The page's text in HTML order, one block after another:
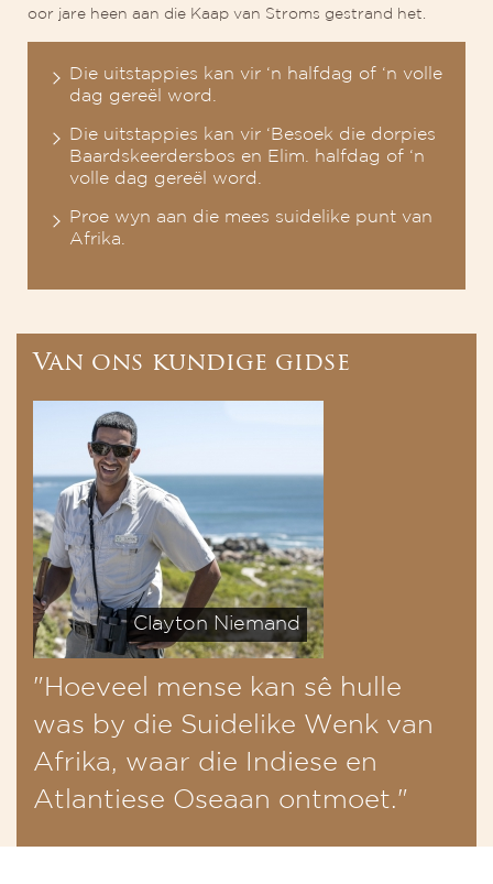
oor jare heen aan die Kaap van Stroms gestrand het.
Die uitstappies kan vir ‘n halfdag of ‘n volle
dag gereël word.
Die uitstappies kan vir ‘Besoek die dorpies
Baardskeerdersbos en Elim. halfdag of ‘n
volle dag gereël word.
Proe wyn aan die mees suidelike punt van
Afrika.
Van ons kundige gidse
Clayton Niemand
"Hoeveel mense kan sê hulle
was by die Suidelike Wenk van
Afrika, waar die Indiese en
Atlantiese Oseaan ontmoet."